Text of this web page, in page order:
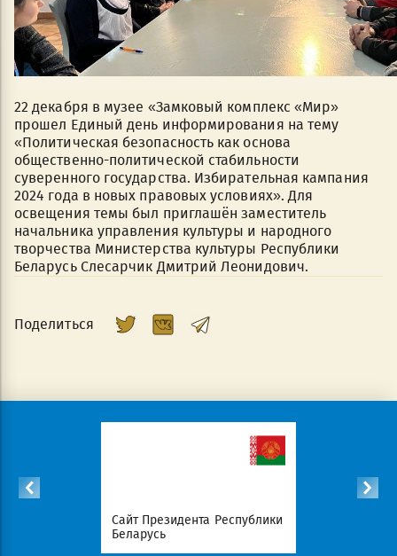
22 декабря в музее «Замковый комплекс «Мир»
прошел Единый день информирования на тему
«Политическая безопасность как основа
общественно-политической стабильности
суверенного государства. Избирательная кампания
2024 года в новых правовых условиях». Для
освещения темы был приглашён заместитель
начальника управления культуры и народного
творчества Министерства культуры Республики
Беларусь Слесарчик Дмитрий Леонидович.
Поделиться
Сайт Президента Республики
Беларусь